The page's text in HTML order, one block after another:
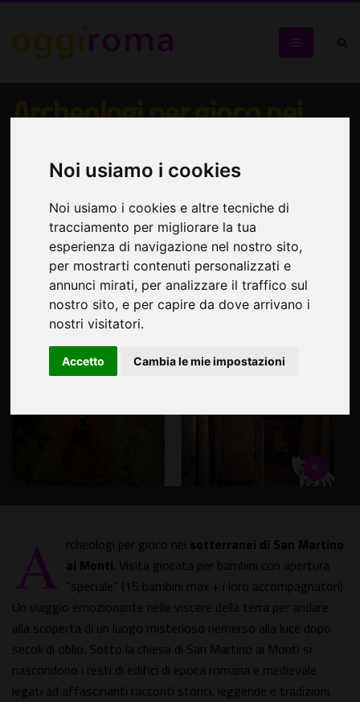
Noi usiamo i cookies
Noi usiamo i cookies e altre tecniche di
tracciamento per migliorare la tua
esperienza di navigazione nel nostro sito,
per mostrarti contenuti personalizzati e
annunci mirati, per analizzare il traffico sul
nostro sito, e per capire da dove arrivano i
nostri visitatori.
Accetto Cambia le mie impostazioni
Archeologi per gioco nei
ai Monti
Visita giocata per bambini con apertura "speciale"
A rcheologi per gioco nei sotterranei di San Martino
ai Monti. Visita giocata per bambini con apertura
"speciale" (15 bambini max + i loro accompagnatori).
Un viaggio emozionante nelle viscere della terra per andare
alla scoperta di un luogo misterioso riemerso alla luce dopo
secoli di oblio. Sotto la chiesa di San Martino ai Monti si
nascondono i resti di edifici di epoca romana e medievale
legati ad affascinanti racconti storici, leggende e tradizioni.